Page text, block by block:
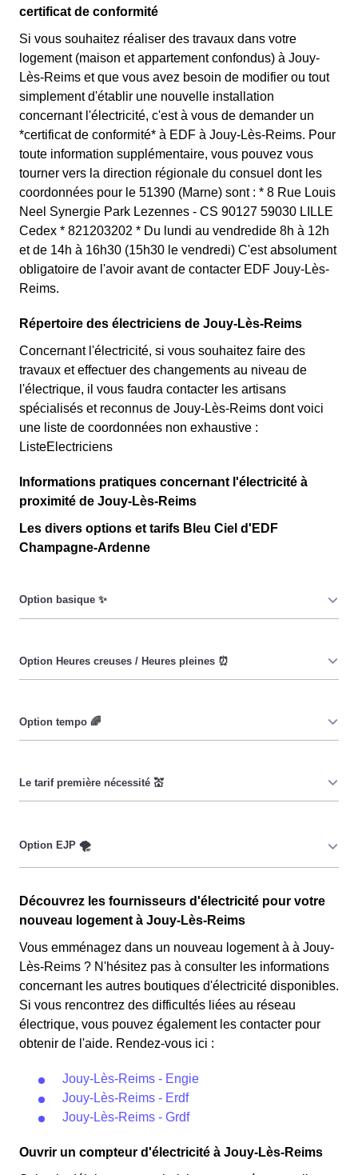
certificat de conformité
Si vous souhaitez réaliser des travaux dans votre
logement (maison et appartement confondus) à Jouy-
Lès-Reims et que vous avez besoin de modifier ou tout
simplement d'établir une nouvelle installation
concernant l'électricité, c'est à vous de demander un
*certificat de conformité* à EDF à Jouy-Lès-Reims. Pour
toute information supplémentaire, vous pouvez vous
tourner vers la direction régionale du consuel dont les
coordonnées pour le 51390 (Marne) sont : * 8 Rue Louis
Neel Synergie Park Lezennes - CS 90127 59030 LILLE
Cedex * 821203202 * Du lundi au vendredide 8h à 12h
et de 14h à 16h30 (15h30 le vendredi) C'est absolument
obligatoire de l'avoir avant de contacter EDF Jouy-Lès-
Reims.
Répertoire des électriciens de Jouy-Lès-Reims
Concernant l'électricité, si vous souhaitez faire des
travaux et effectuer des changements au niveau de
l'électrique, il vous faudra contacter les artisans
spécialisés et reconnus de Jouy-Lès-Reims dont voici
une liste de coordonnées non exhaustive :
ListeElectriciens
Informations pratiques concernant l'électricité à
proximité de Jouy-Lès-Reims
Les divers options et tarifs Bleu Ciel d'EDF
Champagne-Ardenne
date, ni de l'heure, que ce soit en à Jouy-Lès-Reims ou
ailleurs. 💡
Jouy-Lès-Reims est réduit. ⚡
Jouissiens à réduire leur consommation pendant 65
jours par an, lorsque le prix du kiloWatt est plus élevé. 💡
pour les consommateurs Jouissiens couverts par la
permettant ainsi de réduire sa facture d'électricité en
faisant attention à sa consommation en à Jouy-Lès-
fournisseurs d'électricité en France et est accessible aux
Jouissiens éligibles. 💡🏠
uniquement les clients Jouissiens qui l'avaient choisie
avant 1998. Elle implique deux tarifs : pendant 22 jours,
le prix de l'électricité est multiplié par quatre, tandis que
les autres jours de l'année, le prix est réduit de 20% par
rapport au tarif normal en à Jouy-Lès-Reims. ⚡💸
Découvrez les fournisseurs d'électricité pour votre
nouveau logement à Jouy-Lès-Reims
Vous emménagez dans un nouveau logement à à Jouy-
Lès-Reims ? N'hésitez pas à consulter les informations
concernant les autres boutiques d'électricité disponibles.
Si vous rencontrez des difficultés liées au réseau
électrique, vous pouvez également les contacter pour
obtenir de l'aide. Rendez-vous ici :
Jouy-Lès-Reims - Engie
Jouy-Lès-Reims - Erdf
Jouy-Lès-Reims - Grdf
Ouvrir un compteur d'électricité à Jouy-Lès-Reims